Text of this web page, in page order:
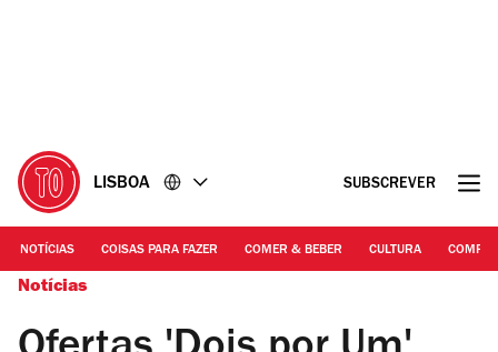
LISBOA SUBSCREVER
NOTÍCIAS COISAS PARA FAZER COMER & BEBER CULTURA
Notícias